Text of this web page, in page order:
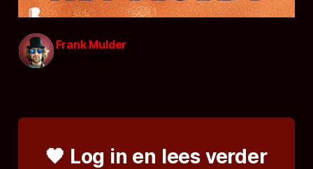
Frank Mulder
🖤 Log in en lees verder